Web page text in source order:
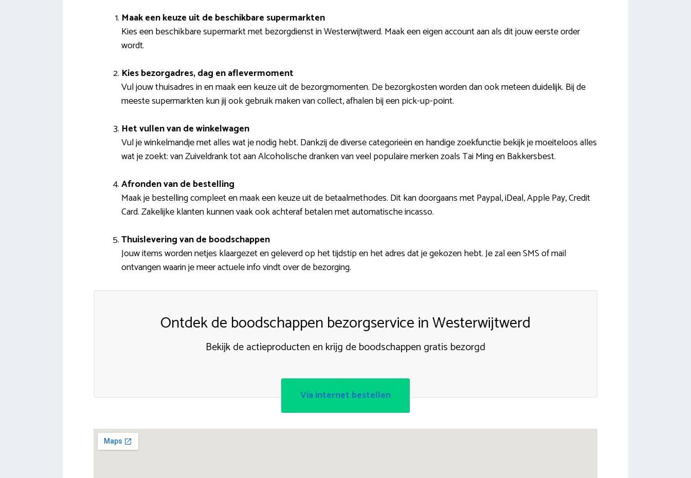
Maak een keuze uit de beschikbare supermarkten
Kies een beschikbare supermarkt met bezorgdienst in Westerwijtwerd. Maak een eigen account aan als dit jouw eerste order
wordt.
Kies bezorgadres, dag en aflevermoment
Vul jouw thuisadres in en maak een keuze uit de bezorgmomenten. De bezorgkosten worden dan ook meteen duidelijk. Bij de
meeste supermarkten kun jij ook gebruik maken van collect, afhalen bij een pick-up-point.
Het vullen van de winkelwagen
Vul je winkelmandje met alles wat je nodig hebt. Dankzij de diverse categorieën en handige zoekfunctie bekijk je moeiteloos alles
wat je zoekt: van Zuiveldrank tot aan Alcoholische dranken van veel populaire merken zoals Tai Ming en Bakkersbest.
Afronden van de bestelling
Maak je bestelling compleet en maak een keuze uit de betaalmethodes. Dit kan doorgaans met Paypal, iDeal, Apple Pay, Credit
Card. Zakelijke klanten kunnen vaak ook achteraf betalen met automatische incasso.
Thuislevering van de boodschappen
Jouw items worden netjes klaargezet en geleverd op het tijdstip en het adres dat je gekozen hebt. Je zal een SMS of mail
ontvangen waarin je meer actuele info vindt over de bezorging.
Ontdek de boodschappen bezorgservice in Westerwijtwerd
Bekijk de actieproducten en krijg de boodschappen gratis bezorgd
Via internet bestellen